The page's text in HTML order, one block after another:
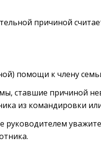
причиной
помощи к члену
ставшие причиной
из командировки